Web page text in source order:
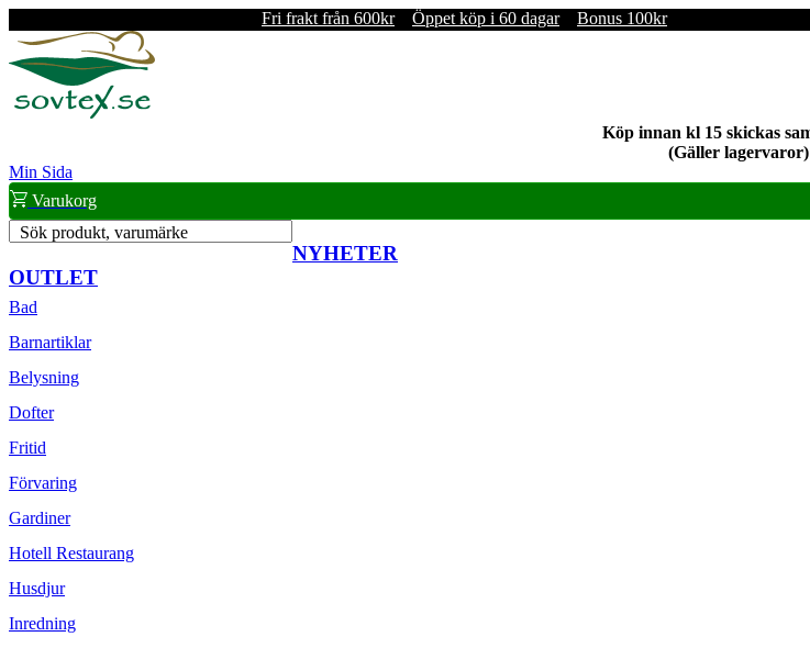
Fri frakt från 600kr Öppet köp i 60 dagar Bonus 100kr
Köp innan kl 15 skickas
(Gäller lagervaror)
Min Sida
Varukorg
Sök produkt, varumärke
NYHETER
OUTLET
Bad
Barnartiklar
Belysning
Dofter
Fritid
Förvaring
Gardiner
Hotell Restaurang
Husdjur
Inredning